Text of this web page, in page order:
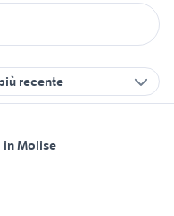
recente
in Molise